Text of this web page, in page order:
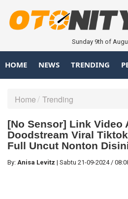
Sunday 9th of
HOME NEWS TRENDING
Home Trending
[No Sensor] Link Video
Doodstream Viral
Full Uncut Nonton
By: Anisa Levitz | Sabtu 21-09-2024 /